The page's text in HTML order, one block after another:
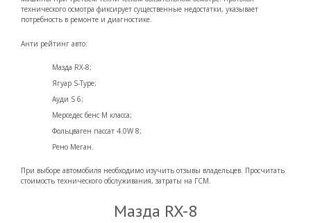
технического осмотра фиксирует существенные недостатки, указывает
потребность в ремонте и диагностике.
Анти рейтинг авто:
Мазда RX-8;
Ягуар S-Type;
Ауди S 6;
Мерседес бенс М класса;
Фольцваген пассат 4.0W 8;
Рено Меган.
При выборе автомобиля необходимо изучить отзывы владельцев. Просчитать
стоимость технического обслуживания, затраты на ГСМ.
Мазда RX-8